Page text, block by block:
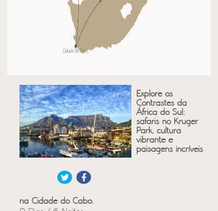
Explore os
Contrastes da
África do Sul:
safaris no Kruger
Park, cultura
vibrante e
paisagens incríveis
na Cidade do Cabo.